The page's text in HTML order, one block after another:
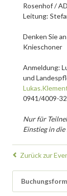
Rosenhof /
Leitung:
Denken Sie
Knieschoner
Anmeldung:
und
0941/4009-
Nur für
Einstieg in
Zurück zur